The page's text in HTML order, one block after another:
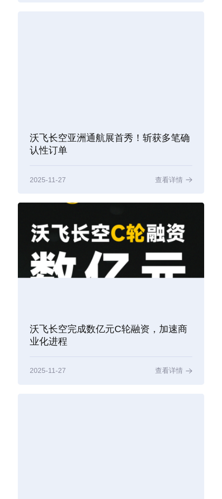
沃飞长空亚洲通航展首秀！斩获多笔确
认性订单
2025-11-27 查看详情
沃飞长空完成数亿元C轮融资，加速商
业化进程
2025-11-27 查看详情